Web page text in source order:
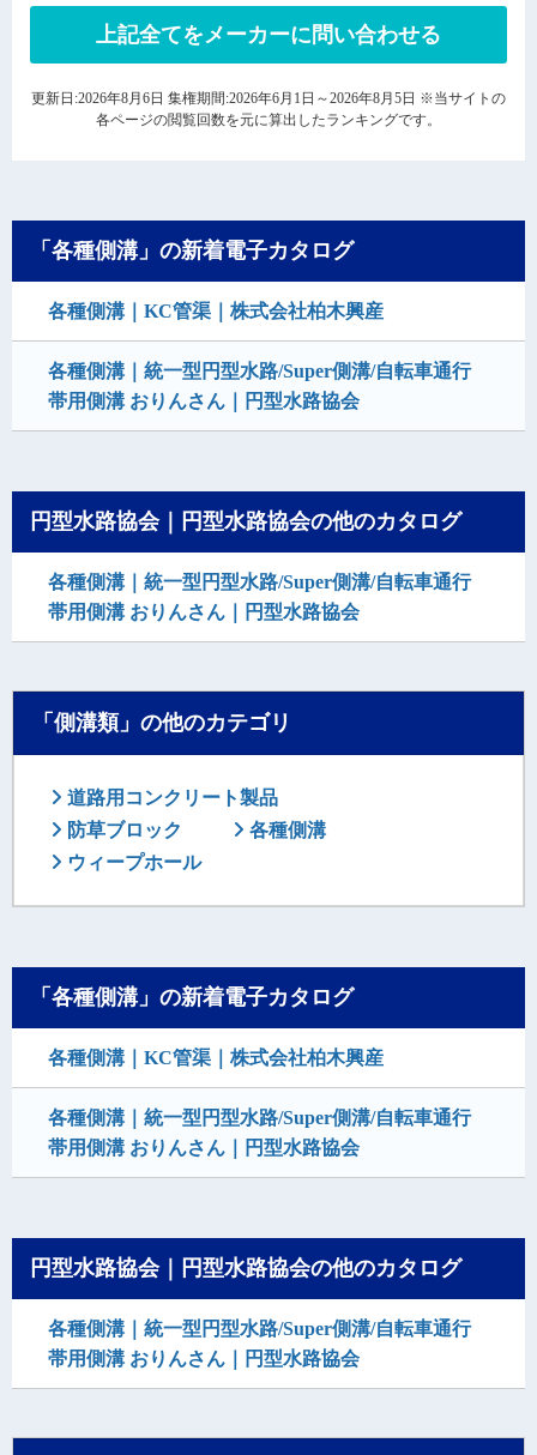
上記全てをメーカーに問い合わせる
更新日:2026年8月6日 集権期間:2026年6月1日～2026年8月5日 ※当サイトの
各ページの閲覧回数を元に算出したランキングです。
「各種側溝」の新着電子カタログ
各種側溝｜KC管渠｜株式会社柏木興産
各種側溝｜統一型円型水路/Super側溝/自転車通行
帯用側溝 おりんさん｜円型水路協会
円型水路協会｜円型水路協会の他のカタログ
各種側溝｜統一型円型水路/Super側溝/自転車通行
帯用側溝 おりんさん｜円型水路協会
「側溝類」の他のカテゴリ
道路用コンクリート製品
防草ブロック
各種側溝
ウィープホール
「各種側溝」の新着電子カタログ
各種側溝｜KC管渠｜株式会社柏木興産
各種側溝｜統一型円型水路/Super側溝/自転車通行
帯用側溝 おりんさん｜円型水路協会
円型水路協会｜円型水路協会の他のカタログ
各種側溝｜統一型円型水路/Super側溝/自転車通行
帯用側溝 おりんさん｜円型水路協会